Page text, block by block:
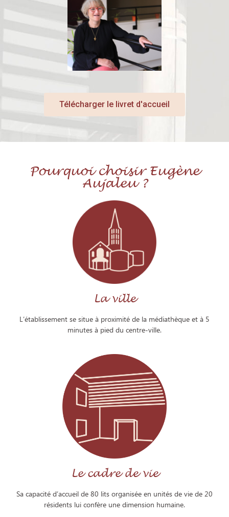
Télécharger le livret d'accueil
Pourquoi choisir Eugène
Aujaleu ?
La ville
L’établissement se situe à proximité de la médiathèque et à 5
minutes à pied du centre-ville.
Le cadre de vie
Sa capacité d’accueil de 80 lits organisée en unités de vie de 20
résidents lui confère une dimension humaine.